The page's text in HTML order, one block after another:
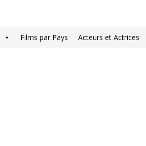
Films par Pays Acteurs et Actrices